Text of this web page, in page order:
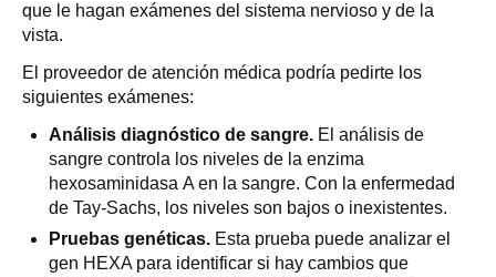
que le hagan exámenes del sistema nervioso y de la
vista.
El proveedor de atención médica podría pedirte los
siguientes exámenes:
Análisis diagnóstico de sangre. El análisis de
sangre controla los niveles de la enzima
hexosaminidasa A en la sangre. Con la enfermedad
de Tay-Sachs, los niveles son bajos o inexistentes.
Pruebas genéticas. Esta prueba puede analizar el
gen HEXA para identificar si hay cambios que